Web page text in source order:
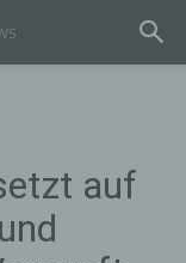
auf